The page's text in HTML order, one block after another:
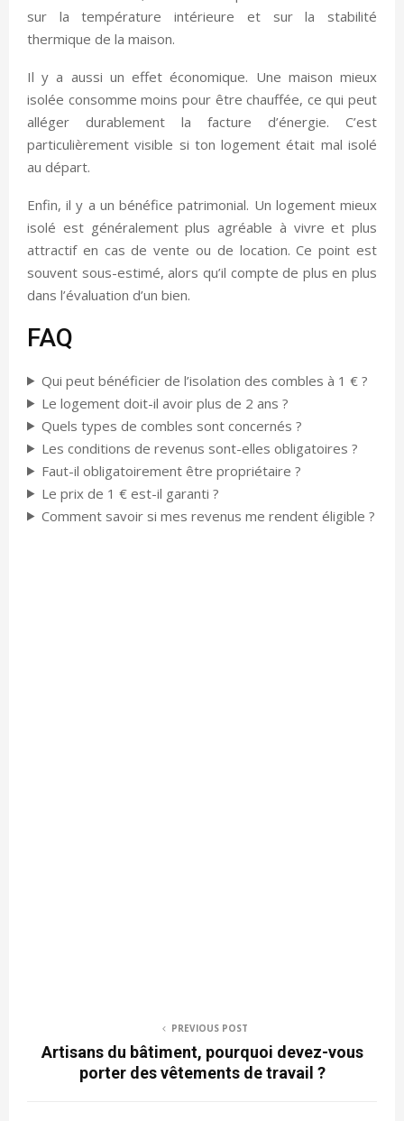
sur la température intérieure et sur la stabilité
thermique de la maison.
Il y a aussi un effet économique. Une maison mieux
isolée consomme moins pour être chauffée, ce qui peut
alléger durablement la facture d’énergie. C’est
particulièrement visible si ton logement était mal isolé
au départ.
Enfin, il y a un bénéfice patrimonial. Un logement mieux
isolé est généralement plus agréable à vivre et plus
attractif en cas de vente ou de location. Ce point est
souvent sous-estimé, alors qu’il compte de plus en plus
dans l’évaluation d’un bien.
FAQ
Qui peut bénéficier de l’isolation des combles à 1 € ?
Le logement doit-il avoir plus de 2 ans ?
Quels types de combles sont concernés ?
Les conditions de revenus sont-elles obligatoires ?
Faut-il obligatoirement être propriétaire ?
Le prix de 1 € est-il garanti ?
Comment savoir si mes revenus me rendent éligible ?
PREVIOUS POST
Artisans du bâtiment, pourquoi devez-vous
porter des vêtements de travail ?